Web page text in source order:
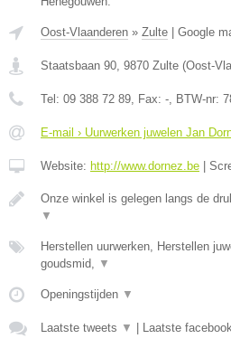
Oost-Vlaanderen » Zulte Google
Staatsbaan 90, 9870 Zulte (Oost-
Tel: 09 388 72 89, Fax: -, BTW-nr:
E-mail › Uurwerken juwelen Jan
Website: http://www.dornez.be
Onze winkel is gelegen langs de
▼
Herstellen uurwerken, Herstellen
goudsmid, ▼
Openingstijden ▼
Laatste tweets ▼ Laatste